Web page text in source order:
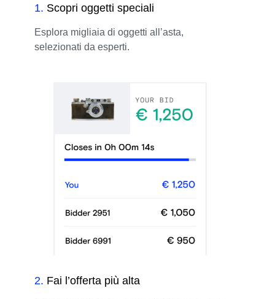
1. Scopri oggetti speciali
Esplora migliaia di oggetti all’asta,
selezionati da esperti.
2. Fai l’offerta più alta